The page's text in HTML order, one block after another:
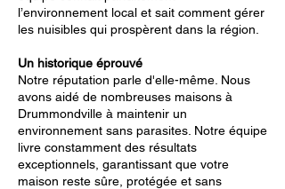
l’environnement local et sait comment gérer
les nuisibles qui prospèrent dans la région.
Un historique éprouvé
Notre réputation parle d'elle-même. Nous
avons aidé de nombreuses maisons à
Drummondville à maintenir un
environnement sans parasites. Notre équipe
livre constamment des résultats
exceptionnels, garantissant que votre
maison reste sûre, protégée et sans